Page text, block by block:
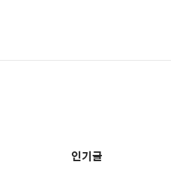
가
인기글